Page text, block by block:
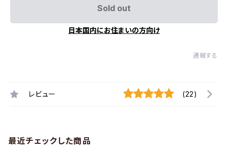
Sold out
日本国内にお住まいの方向け
通報する
レビュー (22)
最近チェックした商品